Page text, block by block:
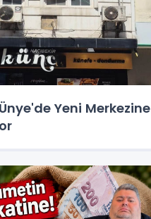
Yeni Merkezine